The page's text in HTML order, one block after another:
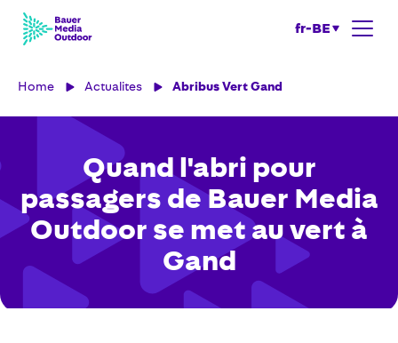
fr-BE
Home Actualites Abribus Vert Gand
Quand l'abri pour
passagers de Bauer Media
Outdoor se met au vert à
Gand